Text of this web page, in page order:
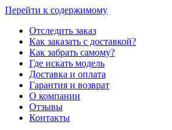
Перейти к содержимому
Отследить заказ
Как заказать с доставкой?
Как забрать самому?
Где искать модель
Доставка и оплата
Гарантия и возврат
О компании
Отзывы
Контакты